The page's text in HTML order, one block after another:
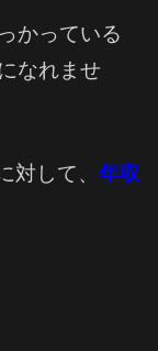
かっている
なれませ
対して、 年収